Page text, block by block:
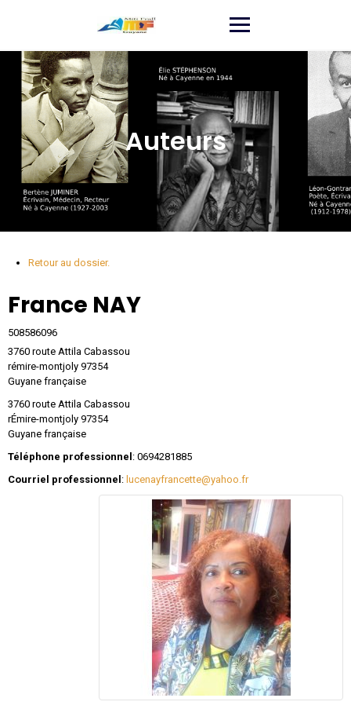
Auteurs
Retour au dossier.
France NAY
508586096
3760 route Attila Cabassou
rémire-montjoly 97354
Guyane française
3760 route Attila Cabassou
rÉmire-montjoly 97354
Guyane française
Téléphone professionnel : 0694281885
Courriel professionnel : lucenayfrancette@yahoo.fr